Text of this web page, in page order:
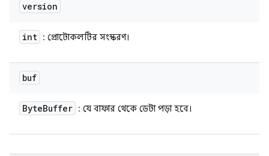
version
int : প্রোটোকলটির সংস্করণ।
buf
ByteBuffer : যে বাফার থেকে ডেটা পড়া হবে।